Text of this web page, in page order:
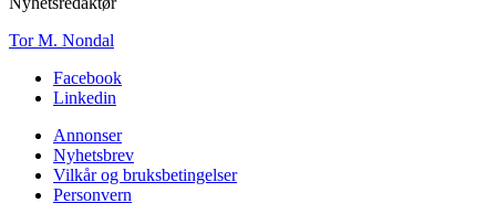
Tor M. Nondal
Facebook
Linkedin
Annonser
Nyhetsbrev
Vilkår og bruksbetingelser
Personvern